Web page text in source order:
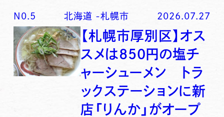
N0. 5 北海道 -札幌市 2026.07.27
【札幌市厚別区】オス
スメは850円の塩チ
ャーシューメン トラ
ックステーションに新
店「りんか」がオープ